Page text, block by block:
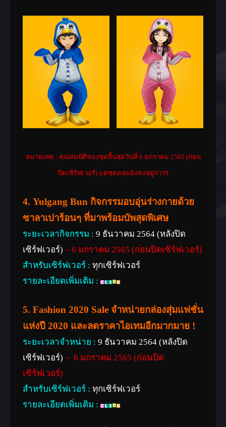
หมายเหตุ : คุณสมบัติของชุดสิ้นสุดวันที่ 6 มกราคม 2565 (ก่อน
ปิดเซิร์ฟเวอร์) แต่ชุดคลุมยังคงอยู่ถาวร
4. Yulgang Bun กิจกรรมอบอุ่นร่างกายด้วย
ซาลาเปาร้อนๆ ที่มาพร้อมบัพสุดพิเศษ
ระยะเวลากิจกรรม : 9 ธันวาคม 2564 (หลังปิด
เซิร์ฟเวอร์) – 6 มกราคม 2565 (ก่อนปิดเซิร์ฟเวอร์)
สำหรับเซิร์ฟเวอร์ : ทุกเซิร์ฟเวอร์
รายละเอียดเพิ่มเติม :
5. Fashion 2020 Sale จำหน่ายกล่องสุ่มแฟชั่น
แห่งปี 2020 และลดราคาไอเทมอีกมากมาย !
ระยะเวลาจำหน่าย : 9 ธันวาคม 2564 (หลังปิด
เซิร์ฟเวอร์) – 6 มกราคม 2565 (ก่อนปิด
เซิร์ฟเวอร์)
สำหรับเซิร์ฟเวอร์ : ทุกเซิร์ฟเวอร์
รายละเอียดเพิ่มเติม :